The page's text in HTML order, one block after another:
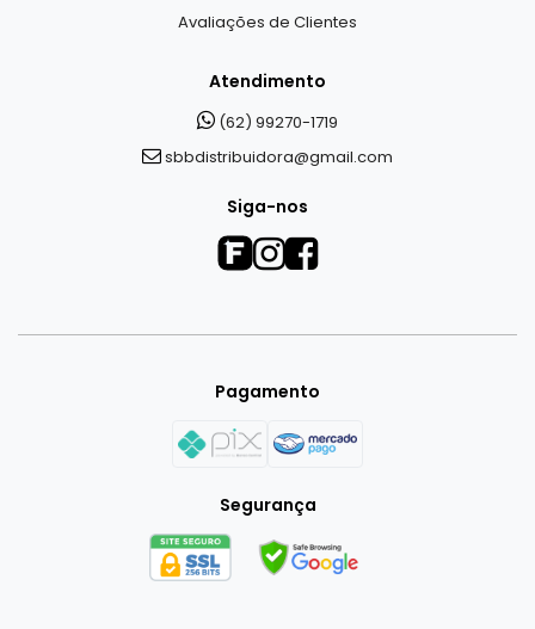
Avaliações de Clientes
Atendimento
(62) 99270-1719
sbbdistribuidora@gmail.com
Siga-nos
Pagamento
Segurança